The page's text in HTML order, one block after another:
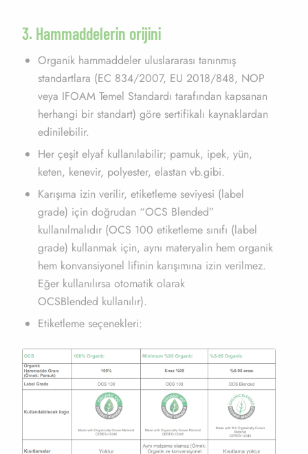
3. Hammaddelerin orijini
Organik hammaddeler uluslararası tanınmış
standartlara (EC 834/2007, EU 2018/848, NOP
veya IFOAM Temel Standardı tarafından kapsanan
herhangi bir standart) göre sertifikalı kaynaklardan
edinilebilir.
Her çeşit elyaf kullanılabilir; pamuk, ipek, yün,
keten, kenevir, polyester, elastan vb.gibi.
Karışıma izin verilir, etiketleme seviyesi (label
grade) için doğrudan “OCS Blended”
kullanılmalıdır (OCS 100 etiketleme sınıfı (label
grade) kullanmak için, aynı materyalin hem organik
hem konvansiyonel lifinin karışımına izin verilmez.
Eğer kullanılırsa otomatik olarak
OCSBlended kullanılır).
Etiketleme seçenekleri: